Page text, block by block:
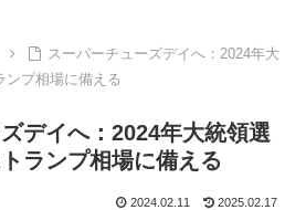
スーパーチューズデイへ：2024年大
ンプ相場に備える
デイへ：2024年大統領選
ランプ相場に備える
2024.02.11 2025.02.17